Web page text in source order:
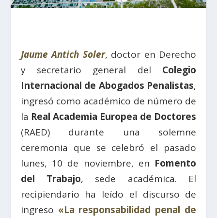
Jaume Antich Soler, doctor en Derecho
y secretario general del Colegio
Internacional de Abogados Penalistas,
ingresó como académico de número de
la Real Academia Europea de Doctores
(RAED) durante una solemne
ceremonia que se celebró el pasado
lunes, 10 de noviembre, en Fomento
del Trabajo, sede académica. El
recipiendario ha leído el discurso de
ingreso «La responsabilidad penal de